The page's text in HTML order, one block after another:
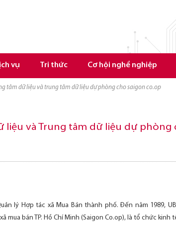
vụ Tri thức Cơ hội nghề nghiệp
tâm dữ liệu và trung tâm dữ liệu dự phòng cho saigon co.op
liệu và Trung tâm dữ liệu dự phòng
lý Hợp tác xã Mua Bán thành phố. Đến năm 1989,
mua bán TP. Hồ Chí Minh (Saigon Co.op), là tổ chức